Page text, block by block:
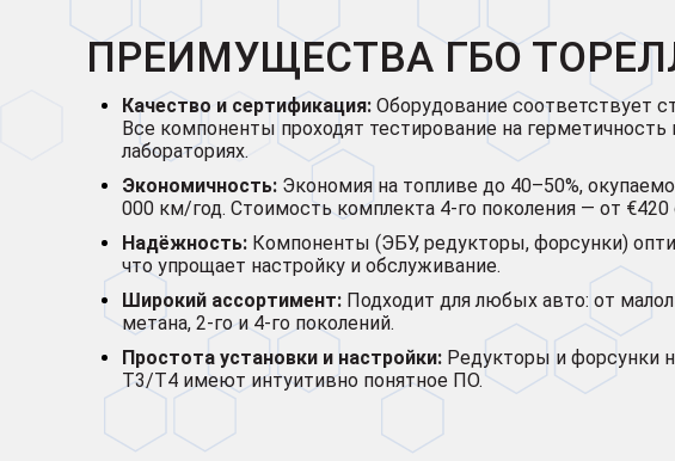
ПРЕИМУЩЕСТВА ГБО
Качество и сертификация: Оборудование соответствует
Все компоненты проходят тестирование на
лабораториях.
Экономичность: Экономия на топливе до 40–50%,
000 км/год. Стоимость комплекта 4-го поколения — от €420
Надёжность: Компоненты (ЭБУ, редукторы, форсунки)
что упрощает настройку и обслуживание.
Широкий ассортимент: Подходит для любых авто: от
метана, 2-го и 4-го поколений.
Простота установки и настройки: Редукторы и форсунки
T3/T4 имеют интуитивно понятное ПО.